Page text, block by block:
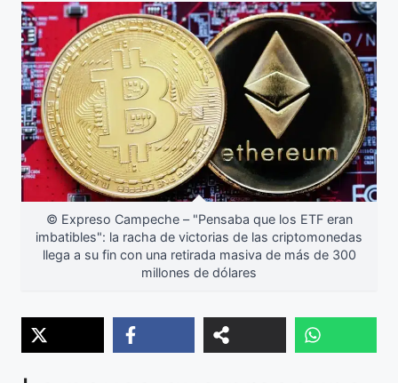
© Expreso Campeche – "Pensaba que los ETF eran
imbatibles": la racha de victorias de las criptomonedas
llega a su fin con una retirada masiva de más de 300
millones de dólares